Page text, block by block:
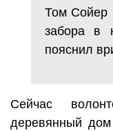
Том Сойер
забора в
пояснил
Сейчас
деревянный